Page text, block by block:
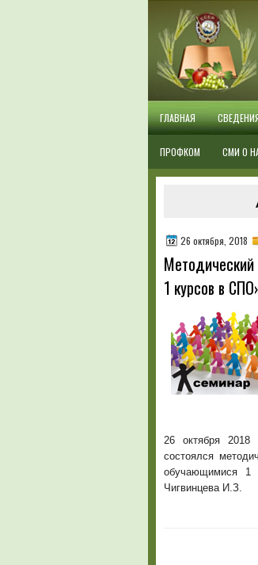
ГЛАВНАЯ
ПРОФКОМ СМИ О
26 октября, 2018
1 курсов в
26 октября 2018
состоялся
обучающимися 1
Чигвинцева И.З.